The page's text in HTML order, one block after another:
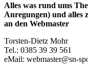
Alles was rund ums
Anregungen) und alles
an den Webmaster
Torsten-Dietz Mohr
Tel.: 0385 39 39 561
eMail: webmaster@sn-